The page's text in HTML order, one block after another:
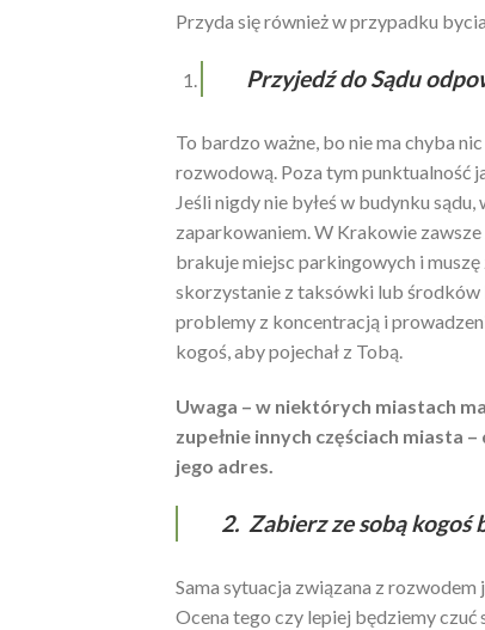
Przyda się również w przypadku
Przyjedź do Sądu
To bardzo ważne, bo nie ma chyba
rozwodową. Poza tym punktualność
Jeśli nigdy nie byłeś w budynku
zaparkowaniem. W Krakowie
brakuje miejsc parkingowych i
skorzystanie z taksówki lub środków
problemy z koncentracją i
kogoś, aby pojechał z Tobą.
Uwaga – w niektórych miastach
zupełnie innych częściach miasta
jego adres.
2. Zabierz ze sobą kogoś
Sama sytuacja związana z
Ocena tego czy lepiej będziemy czuć